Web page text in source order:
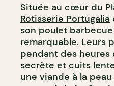
Située au cœur du
Rotisserie Portugalia
son poulet
remarquable. Leurs
pendant des heures
secrète et cuits
une viande à la